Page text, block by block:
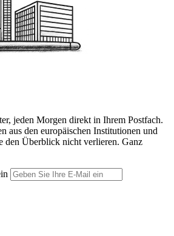
jeden Morgen direkt in Ihrem Postfach.
aus den europäischen Institutionen und
den Überblick nicht verlieren. Ganz